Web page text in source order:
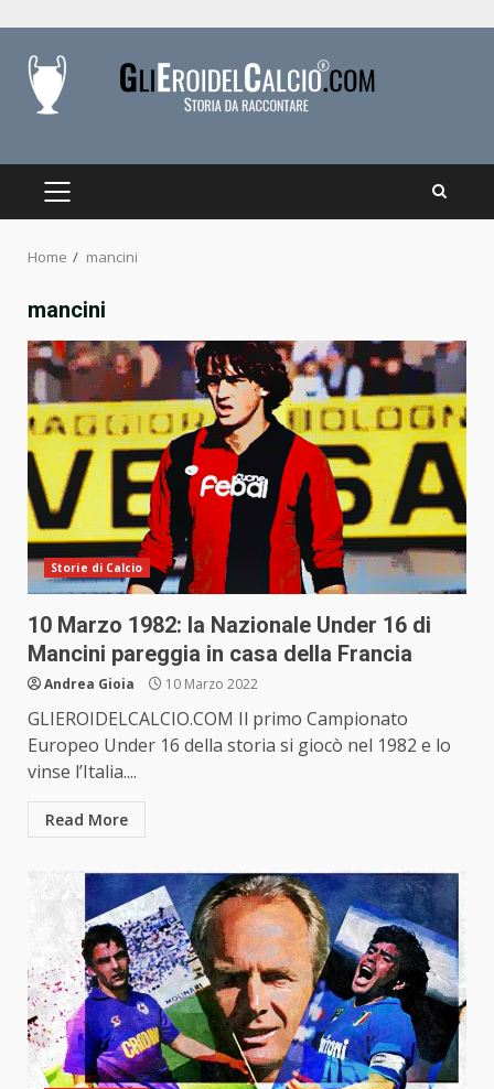
content
PRIMARY
Home mancini
mancini
Storie di Calcio
10 Marzo 1982: la Nazionale Under 16 di
Mancini pareggia in casa della Francia
Andrea Gioia 10 Marzo 2022
GLIEROIDELCALCIO.COM Il primo Campionato
Europeo Under 16 della storia si giocò nel 1982 e lo
vinse l’Italia....
Read More